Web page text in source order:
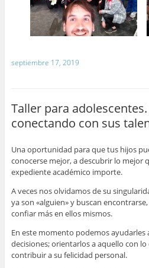
septiembre 17, 2019
Taller para adolescentes.
conectando con sus
Una oportunidad para que tus hijos
conocerse mejor, a descubrir lo mejor
expediente académico importe.
A veces nos olvidamos de su
ya son «alguien» y buscan
confiar más en ellos mismos.
En este momento podemos ayudarles
decisiones; orientarlos a aquello con
contribuir a su felicidad personal.